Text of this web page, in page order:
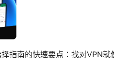
指南的快速要点：找对VPN就